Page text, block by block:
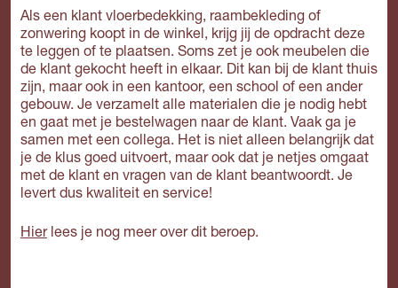
Als een klant vloerbedekking, raambekleding of
zonwering koopt in de winkel, krijg jij de opdracht deze
te leggen of te plaatsen. Soms zet je ook meubelen die
de klant gekocht heeft in elkaar. Dit kan bij de klant thuis
zijn, maar ook in een kantoor, een school of een ander
gebouw. Je verzamelt alle materialen die je nodig hebt
en gaat met je bestelwagen naar de klant. Vaak ga je
samen met een collega. Het is niet alleen belangrijk dat
je de klus goed uitvoert, maar ook dat je netjes omgaat
met de klant en vragen van de klant beantwoordt. Je
levert dus kwaliteit en service!
Hierlees je nog meer over dit beroep.